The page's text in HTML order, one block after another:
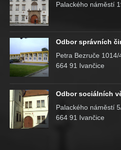
Palackého náměstí
Odbor správních
Petra Bezruče 1014/
664 91 Ivančice
Odbor sociálních
Palackého náměstí
664 91 Ivančice